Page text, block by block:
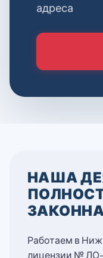
адреса
НАША
ЗАКОННА
Работаем в
лицензии №